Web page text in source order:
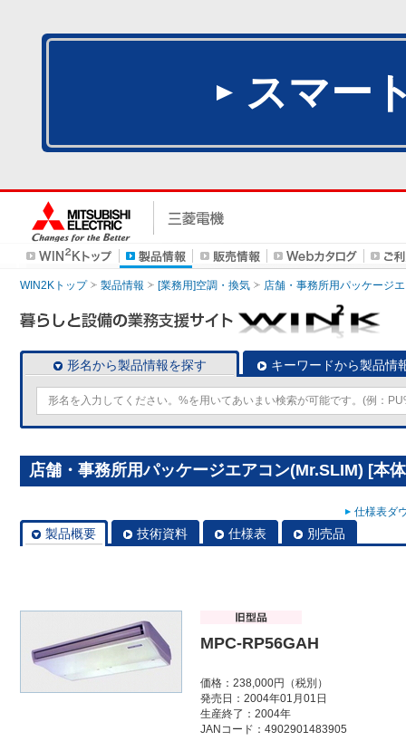
スマー
WIN2Kトップ 製品情報 [業務用]空調・換気 店舗・事務所用パッケージ
形名から製品情報を探す キーワードから製品情
店舗・事務所用パッケージエアコン(Mr.SLIM) [本
仕様表ダ
製品概要 技術資料 仕様表 別売品
MPC-RP56GAH
価格：238,000円（税別）
発売日：2004年01月01日
生産終了：2004年
JANコード：4902901483905